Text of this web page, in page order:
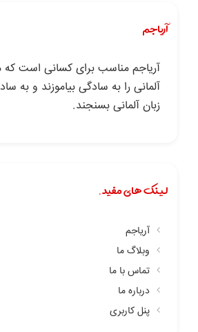
آریاجم
آریاجم مناسب برای کسانی است که
آلمانی را به سادگی بیاموزند و به
زبان آلمانی بسنجند.
لینک های مفید.
آریاجم
وبلاگ ما
تماس با ما
درباره ما
پنل کاربری